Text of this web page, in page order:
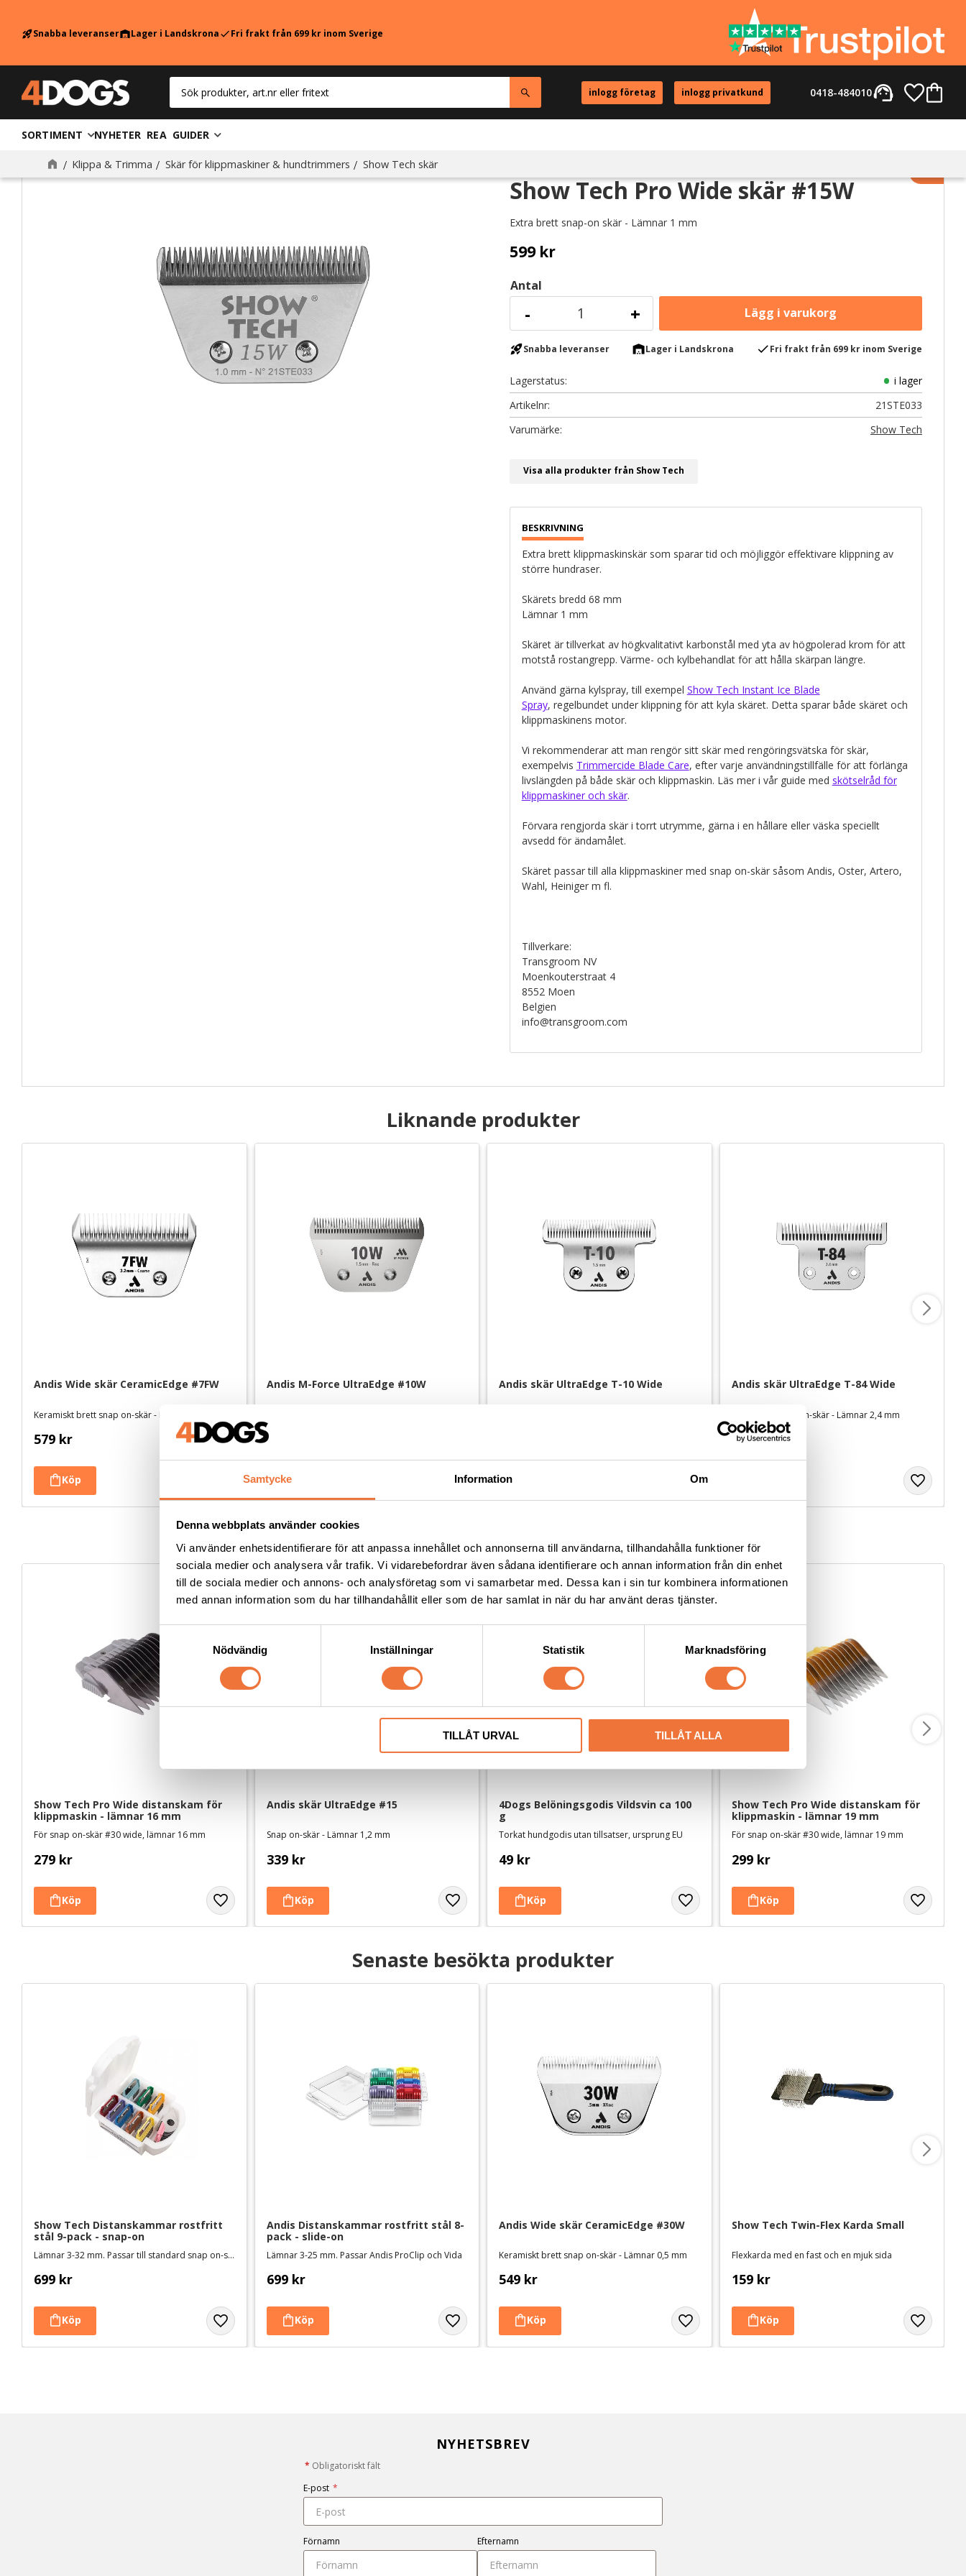
Samtycke Information Om
Denna webbplats använder cookies
Vi använder enhetsidentifierare för att anpassa innehållet och annonserna till användarna, tillhandahålla funktioner för
sociala medier och analysera vår trafik. Vi vidarebefordrar även sådana identifierare och annan information från din enhet
till de sociala medier och annons- och analysföretag som vi samarbetar med. Dessa kan i sin tur kombinera informationen
med annan information som du har tillhandahållit eller som de har samlat in när du har använt deras tjänster.
S
a
m
t
y
s
a
Nödvändig Inställningar Statistik Marknadsföring
TILLÅT URVAL TILLÅT ALLA
rocket_launchSnabba leveranserwarehouseLager i LandskronacheckFri frakt från 699 kr inom Sverige
inlogg företag inlogg privatkund support_agent
0418-484010
SORTIMENT NYHETER REA GUIDER
Klippa & Trimma Skär för klippmaskiner & hundtrimmers Show Tech skär
Show Tech Pro Wide skär #15W
Extra brett snap-on skär - Lämnar 1 mm
599kr
Antal
+
-
Lägg
rocket_launchSnabba leveranser warehouseLager i Landskrona checkFri frakt från 699 kr inom Sverige
Lagerstatus
i lager
Artikelnr
21STE033
Show Tech
Visa alla produkter från Show Tech
Extra brett klippmaskinskär som sparar tid och möjliggör effektivare klippning av
större hundraser.
Skärets bredd 68 mm
Lämnar 1 mm
Skäret är tillverkat av högkvalitativt karbonstål med yta av högpolerad krom för att
motstå rostangrepp. Värme- och kylbehandlat för att hålla skärpan längre.
Använd gärna kylspray, till exempel Show Tech Instant Ice Blade
Spray, regelbundet under klippning för att kyla skäret. Detta sparar både skäret och
klippmaskinens motor.
Vi rekommenderar att man rengör sitt skär med rengöringsvätska för skär,
exempelvis Trimmercide Blade Care, efter varje användningstillfälle för att förlänga
livslängden på både skär och klippmaskin. Läs mer i vår guide med skötselråd för
klippmaskiner och skär.
Förvara rengjorda skär i torrt utrymme, gärna i en hållare eller väska speciellt
avsedd för ändamålet.
Skäret passar till alla klippmaskiner med snap on-skär såsom Andis, Oster, Artero,
Wahl, Heiniger m fl.
Tillverkare:
Transgroom NV
Moenkouterstraat 4
8552 Moen
Belgien
info@transgroom.com
Liknande produkter
Andis Wide skär CeramicEdge #7FW
Keramiskt brett snap on-skär - Lämnar 3,2 mm
579 kr
Andis M-Force UltraEdge #10W
695
Andis skär UltraEdge T-10 Wide Andis skär UltraEdge T-84 Wide
Extra brett snap on-skär - Lämnar 2,4 mm
499kr
Andra köpte även
Show Tech Pro Wide distanskam för
klippmaskin - lämnar 16 mm
För snap on-skär #30 wide, lämnar 16 mm
279 kr
Andis skär UltraEdge #15
Snap on-skär - Lämnar 1,2 mm
339 kr
4Dogs Belöningsgodis Vildsvin ca 100
g
Torkat hundgodis utan tillsatser, ursprung EU
49 kr
Show Tech Pro Wide distanskam för
klippmaskin - lämnar 19 mm
För snap on-skär #30 wide, lämnar 19 mm
299 kr
Senaste besökta produkter
Show Tech Distanskammar rostfritt
stål 9-pack - snap-on
Lämnar 3-32 mm. Passar till standard snap on-skär #30, #15 och #10
699 kr
Andis Distanskammar rostfritt stål 8-
pack - slide-on
Lämnar 3-25 mm. Passar Andis ProClip och Vida
699 kr
Andis Wide skär CeramicEdge #30W
Keramiskt brett snap on-skär - Lämnar 0,5 mm
549 kr
Show Tech Twin-Flex Karda Small
Flexkarda med en fast och en mjuk sida
159 kr
NYHETSBREV
* Obligatoriskt fält
E-post *
Förnamn Efternamn